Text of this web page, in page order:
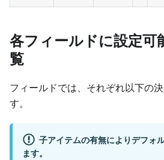
各フィールドに設定可
覧
フィールドでは、それぞれ以下の
す。
子アイテムの有無によりデフォ
ます。